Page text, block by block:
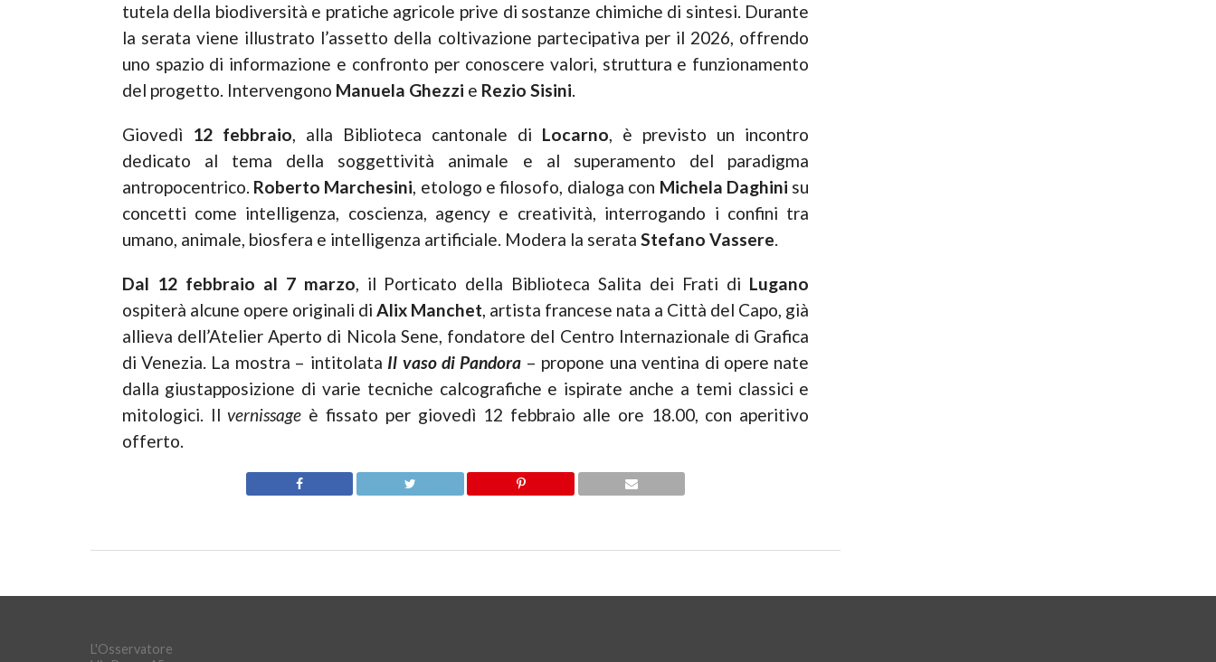
tutela della biodiversità e pratiche agricole prive di sostanze chimiche di sintesi. Durante
la serata viene illustrato l’assetto della coltivazione partecipativa per il 2026, offrendo
uno spazio di informazione e confronto per conoscere valori, struttura e funzionamento
del progetto. Intervengono Manuela Ghezzi e Rezio Sisini.
Giovedì 12 febbraio, alla Biblioteca cantonale di Locarno, è previsto un incontro
dedicato al tema della soggettività animale e al superamento del paradigma
antropocentrico. Roberto Marchesini, etologo e filosofo, dialoga con Michela Daghini su
concetti come intelligenza, coscienza, agency e creatività, interrogando i confini tra
umano, animale, biosfera e intelligenza artificiale. Modera la serata Stefano Vassere.
Dal 12 febbraio al 7 marzo, il Porticato della Biblioteca Salita dei Frati di Lugano
ospiterà alcune opere originali di Alix Manchet, artista francese nata a Città del Capo, già
allieva dell’Atelier Aperto di Nicola Sene, fondatore del Centro Internazionale di Grafica
di Venezia. La mostra – intitolata Il vaso di Pandora – propone una ventina di opere nate
dalla giustapposizione di varie tecniche calcografiche e ispirate anche a temi classici e
mitologici. Ilvernissage è fissato per giovedì 12 febbraio alle ore 18.00, con aperitivo
offerto.
L'Osservatore